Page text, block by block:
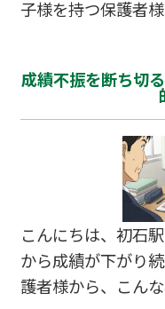
子様を持つ保護者
ど、覚えなければ
すが、多くの小学
ません。方法と工
ことができます。
め、お子様の暗記
スです。流山市、
取り組み方で新学
は、暗記が苦手な
成績不振を断ち切
こんにちは、初石
から成績が下がり
護者様から、こん